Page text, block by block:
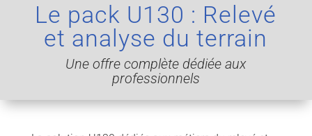
Le pack U130 : Relevé
et analyse du terrain
Une offre complète dédiée aux
professionnels